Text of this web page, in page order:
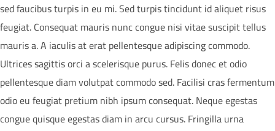
sed faucibus turpis in eu mi. Sed turpis tincidunt id aliquet risus
feugiat. Consequat mauris nunc congue nisi vitae suscipit tellus
mauris a. A iaculis at erat pellentesque adipiscing commodo.
Ultrices sagittis orci a scelerisque purus. Felis donec et odio
pellentesque diam volutpat commodo sed. Facilisi cras fermentum
odio eu feugiat pretium nibh ipsum consequat. Neque egestas
congue quisque egestas diam in arcu cursus. Fringilla urna